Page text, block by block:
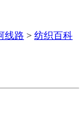
线路 > 纺织百科